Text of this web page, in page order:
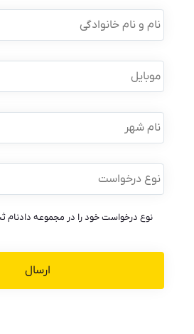
نام
و
نام
موبایل *
نام
شهر
نوع
درخواست *
نوع درخواست خود را در مجموعه دادنام